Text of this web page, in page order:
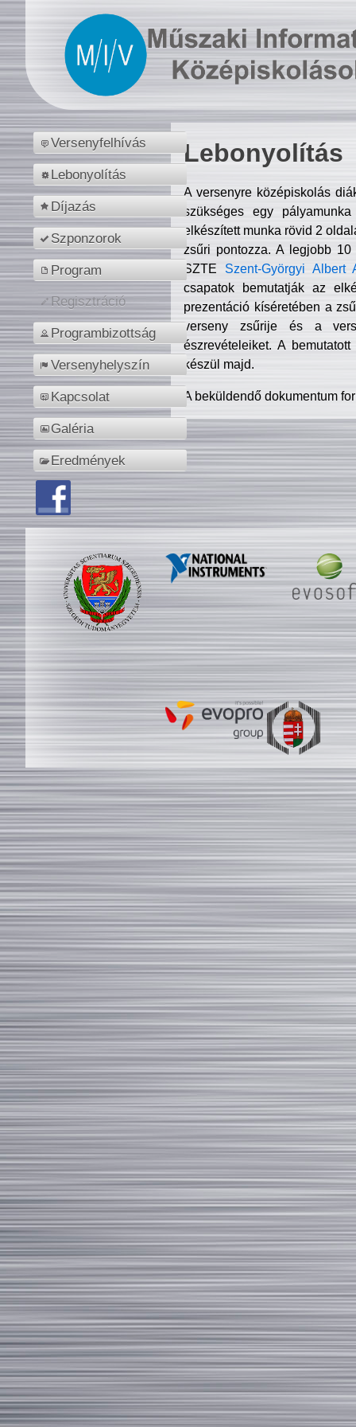
Versenyfelhívás
Lebonyolítás
Díjazás
Szponzorok
Program
Regisztráció
Programbizottság
Versenyhelyszín
Kapcsolat
Galéria
Eredmények
Lebonyolítás
A versenyre középiskolás
szükséges egy
elkészített munka rövid 2
zsűri pontozza. A legjobb
SZTE Szent-Györgyi Albert
csapatok bemutatják az
prezentáció kíséretében a
verseny zsűrije és a
észrevételeiket. A
készül majd.
A beküldendő dokumentum